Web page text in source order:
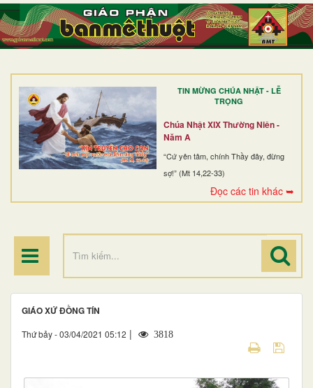
TIN MỪNG CHÚA NHẬT - LỄ
TRỌNG
Chúa Nhật XIX Thường Niên -
Năm A
“Cứ yên tâm, chính Thầy đây, đừng
sợ!” (Mt 14,22-33)
Đọc các tin khác ➥
TRANG NHẤT
GIỚI THIỆU
DÒNG TU
BAN MỤC VỤ
ĐOÀN THỂ CG
ĐIỂM HÀNH HƯƠNG
GIÁO XỨ ĐỒNG TÍN
Thứ bảy - 03/04/2021 05:12 | 3818